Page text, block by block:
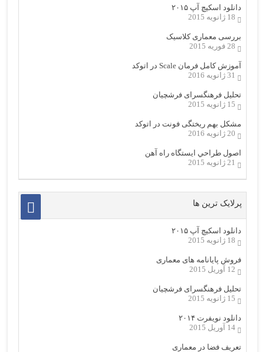
دانلود اسکیچ آپ ۲۰۱۵
18 ژانویه 2015
بررسی معماری کلاسیک
28 فوریه 2015
آموزش کامل فرمان Scale در اتوکد
31 ژانویه 2016
تحلیل فرهنگسرای فرشچیان
15 ژانویه 2015
مشکل بهم ریختگی فونت در اتوکد
20 ژانویه 2016
اصول طراحي ایستگاه راه آهن
21 ژانویه 2015
پرلایک ترین ها
دانلود اسکیچ آپ ۲۰۱۵
18 ژانویه 2015
فروش پایانامه های معماری
12 آوریل 2015
تحلیل فرهنگسرای فرشچیان
15 ژانویه 2015
دانلود نویفرت ۲۰۱۴
14 آوریل 2015
تعریف فضا در معماری